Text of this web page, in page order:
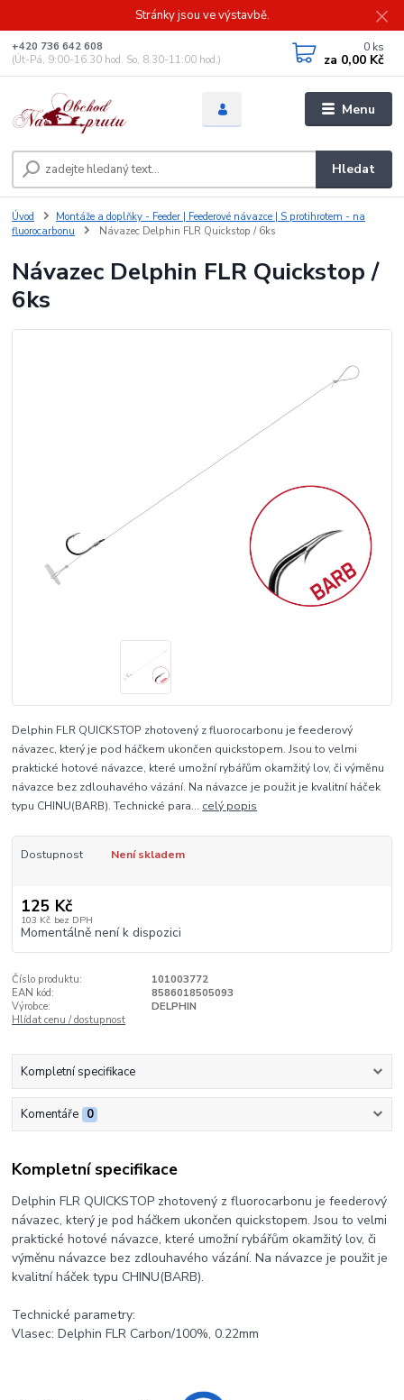
Stránky jsou ve výstavbě.
Menu
Hledat
+420 736 642 608
(Út-Pá, 9:00-16.30 hod. So, 8.30-11:00 hod.)
0 ks
za 0,00 Kč
Úvod
Montáže a doplňky - Feeder | Feederové návazce | S protihrotem - na
fluorocarbonu
Návazec Delphin FLR Quickstop / 6ks
Návazec Delphin FLR Quickstop /
6ks
Delphin FLR QUICKSTOP zhotovený z fluorocarbonu je feederový
návazec, který je pod háčkem ukončen quickstopem. Jsou to velmi
praktické hotové návazce, které umožní rybářům okamžitý lov, či výměnu
návazce bez zdlouhavého vázání. Na návazce je použit je kvalitní háček
typu CHINU(BARB). Technické para... celý popis
Dostupnost Není skladem
125 Kč
103 Kč bez DPH
Momentálně není k dispozici
Číslo produktu:
101003772
EAN kód:
8586018505093
Výrobce:
DELPHIN
Hlídat cenu / dostupnost
Kompletní specifikace
Komentáře 0
Kompletní specifikace
Delphin FLR QUICKSTOP zhotovený z fluorocarbonu je feederový
návazec, který je pod háčkem ukončen quickstopem. Jsou to velmi
praktické hotové návazce, které umožní rybářům okamžitý lov, či
výměnu návazce bez zdlouhavého vázání. Na návazce je použit je
kvalitní háček typu CHINU(BARB).
Technické parametry:
Vlasec: Delphin FLR Carbon/100%, 0.22mm